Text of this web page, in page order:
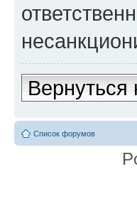
Вернуться
Список форумов